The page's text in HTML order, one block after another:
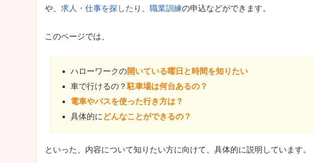
や、 求人・仕事を探した り、 職業訓練の申込などができます。
このページでは、
ハローワークの開いている曜日と時間を知りたい
車で行けるの？ 駐車場は何台あるの？
電車やバスを使った行き方は？
具体的に どんなことができるの？
といった、内容について知りたい方に向けて、具体的に説明しています。